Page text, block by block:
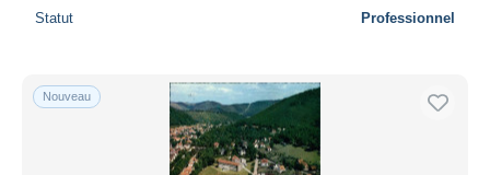
Statut Professionnel
Nouveau